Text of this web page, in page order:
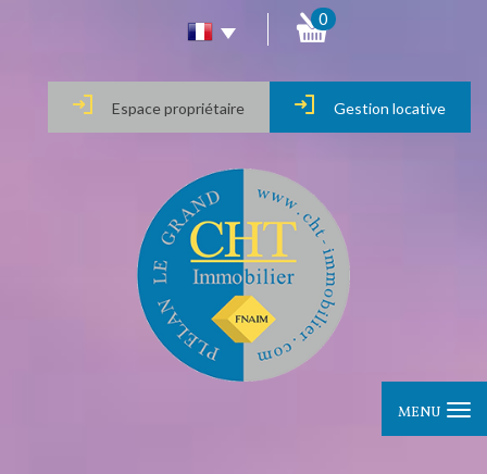
0
Gestion locative
Espace propriétaire
MENU